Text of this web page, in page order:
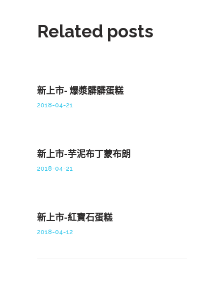
Related posts
新上市- 爆漿髒髒蛋糕
2018-04-21
新上市-芋泥布丁蒙布朗
2018-04-21
新上市-紅寶石蛋糕
2018-04-12